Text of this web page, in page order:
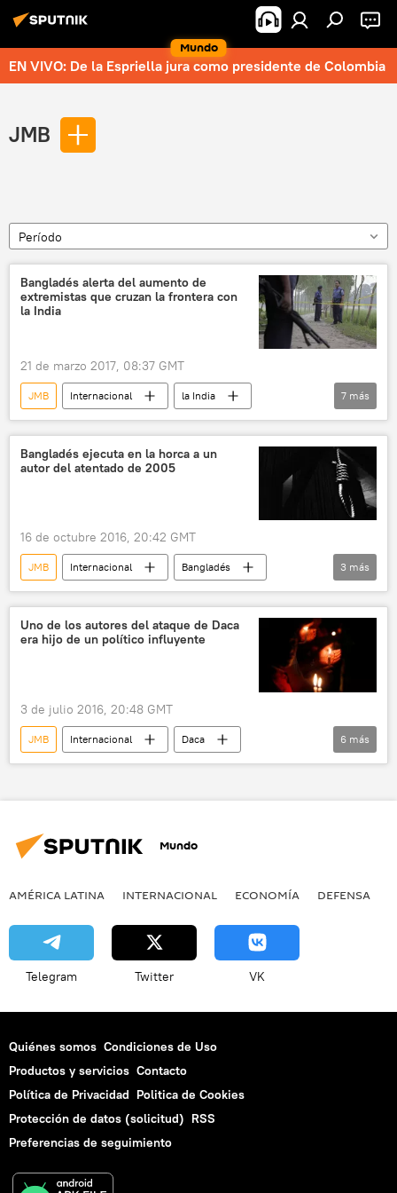
Mundo
EN VIVO: De la Espriella jura como presidente de Colombia
JMB
Período
Bangladés alerta del aumento de
extremistas que cruzan la frontera con
la India
21 de marzo 2017, 08:37 GMT
JMB Internacional
la India
Bangladés
extremismo
🌏 Asia
ISIS
terrorismo
seguridad
noticias
7 más
Bangladés ejecuta en la horca a un
autor del atentado de 2005
16 de octubre 2016, 20:42 GMT
JMB Internacional
Bangladés
pena de muerte
🌏 Asia noticias
3 más
Uno de los autores del ataque de Daca
era hijo de un político influyente
3 de julio 2016, 20:48 GMT
JMB Internacional
Daca
Bangladés
Rohan Imtiaz
6 más
Mundo
AMÉRICA LATINA INTERNACIONAL ECONOMÍA DEFENSA
Telegram Twitter VK
Quiénes somos Condiciones de Uso
Productos y servicios Contacto
Política de Privacidad Politica de Cookies
Protección de datos (solicitud) RSS
Preferencias de seguimiento